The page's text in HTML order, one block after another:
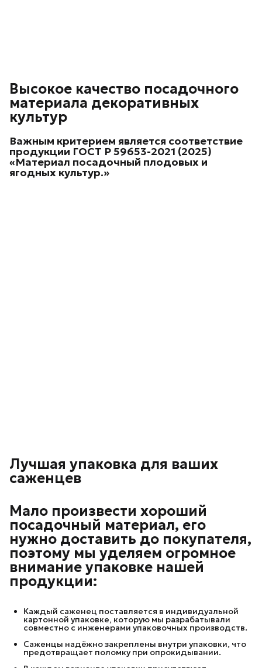
Высокое качество посадочного
материала декоративных
культур
Важным критерием является соответствие
продукции ГОСТ Р 59653-2021 (2025)
«Материал посадочный плодовых и
ягодных культур.»
Лучшая упаковка для ваших
саженцев
Мало произвести хороший
посадочный материал, его
нужно доставить до покупателя,
поэтому мы уделяем огромное
внимание упаковке нашей
продукции:
Каждый саженец поставляется в индивидуальной
картонной упаковке, которую мы разрабатывали
совместно с инженерами упаковочных производств.
Саженцы надёжно закреплены внутри упаковки, что
предотвращает поломку при опрокидывании.